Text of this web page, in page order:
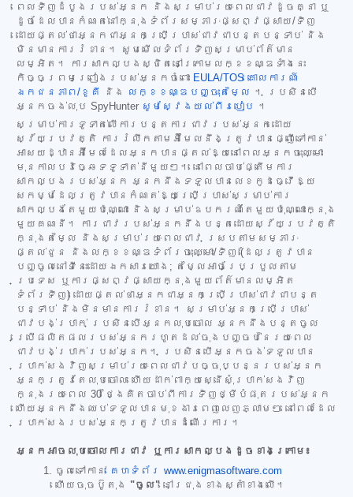
ពេលទិញដំបូងរបស់អ្នក និងសម្រាប់រយៈពេលជាវដូចគ្នា ឬ
ដូចដែលបានកំណត់នៅក្នុងទំព័រសម្ភារៈផ្សព្វផ្សាយ/ទិញ
ដោយផ្តល់ថាអ្នកជាអ្នកប្រើប្រាស់ជាវជាបន្តបន្ទាប់ និង
មិនមានការរំខាន។ សូមមើលទំព័រទិញសម្រាប់ព័ត៌មាន
លម្អិត។ ការសាកល្បងស្ថិតនៅក្រោមលក្ខខណ្ឌទាំងនេះ
កិច្ចព្រមព្រៀងរបស់អ្នកចំពោះ EULA/TOS គោលការណ៍
ឯកជនភាព/ខូគី
និង លក្ខខណ្ឌបញ្ចុះតម្លៃ ។ ប្រសិនបើ
អ្នកចង់លុប SpyHunter សូមស្វែងយល់ពីរបៀប ។
សម្រាប់ការទូទាត់លើការបន្តការជាវរបស់អ្នកដោយ
ស្វ័យប្រវត្តិ ការរំលឹកតាមអ៊ីមែលនឹងត្រូវបានផ្ញើទៅកាន់
អាសយដ្ឋានអ៊ីមែលដែលអ្នកបានផ្តល់ឱ្យនៅពេលអ្នកចុះឈ្មោះ
មុនកាលបរិច្ឆេទទូទាត់នីមួយៗ។ នៅពេលចាប់ផ្តើមការ
សាកល្បងរបស់អ្នក អ្នកនឹងទទួលបានលេខកូដធ្វើឱ្យ
សកម្មដែលត្រូវបានកំណត់ឱ្យប្រើប្រាស់សម្រាប់ការ
សាកល្បងតែមួយប៉ុណ្ណោះ និងសម្រាប់ឧបករណ៍តែមួយប៉ុណ្ណោះក្នុង
មួយគណនី។ ការជាវរបស់អ្នកនឹងបន្តដោយស្វ័យប្រវត្តិ
ក្នុងតម្លៃ និងសម្រាប់រយៈពេលជាវ ស្របតាមសម្ភារៈ
ផ្តល់ជូន និងលក្ខខណ្ឌទំព័រចុះឈ្មោះ/ទិញ (ដែលត្រូវបាន
បញ្ចូលនៅទីនេះដោយឯកសារយោង; តម្លៃអាចប្រែប្រួលតាម
ប្រទេស ឬការផ្សព្វផ្សាយក្នុងមួយព័ត៌មានលម្អិត
ទំព័រទិញ) ដោយផ្តល់ថាអ្នកជាអ្នកប្រើប្រាស់ជាវជាបន្ត
បន្ទាប់ និងមិនមានការរំខាន។ សម្រាប់អ្នកប្រើប្រាស់
ជាវបង់ប្រាក់ ប្រសិនបើអ្នកលុបចោល អ្នកនឹងបន្តចូល
ប្រើផលិតផលរបស់អ្នករហូតដល់ចុងបញ្ចប់នៃរយៈពេល
ជាវបង់ប្រាក់របស់អ្នក។ ប្រសិនបើអ្នកចង់ទទួលបាន
ប្រាក់សងវិញសម្រាប់រយៈពេលជាវបច្ចុប្បន្នរបស់អ្នក
អ្នកត្រូវតែលុបចោល ហើយដាក់ពាក្យស្នើសុំប្រាក់សងវិញ
ក្នុងរយៈពេល 30 ថ្ងៃគិតចាប់ពីការទិញថ្មីបំផុតរបស់អ្នក
ហើយអ្នកនឹងឈប់ទទួលបានមុខងារពេញលេញភ្លាមៗ នៅពេលដែល
ប្រាក់សងរបស់អ្នកត្រូវបានដំណើរការ។
អ្នកអាចលុបចោលការជាវ ឬការសាកល្បងដូចខាងក្រោម៖
ចូលទៅកាន់ គេហទំព័រ www.enigmasoftware.com
ហើយចុចប៊ូតុង "ចូល" នៅជ្រុងខាងស្តាំខាងលើ។